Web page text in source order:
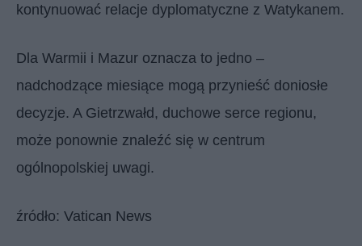
kontynuować relacje dyplomatyczne z Watykanem.
Dla Warmii i Mazur oznacza to jedno –
nadchodzące miesiące mogą przynieść doniosłe
decyzje. A Gietrzwałd, duchowe serce regionu,
może ponownie znaleźć się w centrum
ogólnopolskiej uwagi.
źródło: Vatican News